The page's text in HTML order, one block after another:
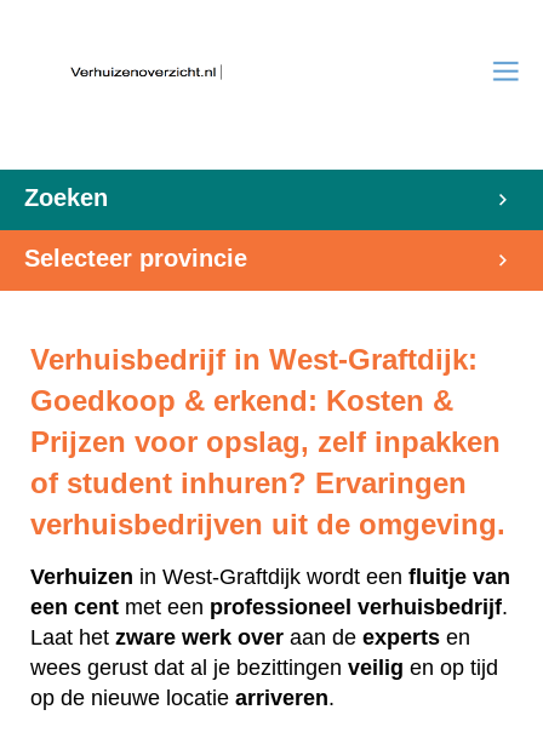
Zoeken
Selecteer provincie
Verhuisbedrijf in West-Graftdijk:
Goedkoop & erkend: Kosten &
Prijzen voor opslag, zelf inpakken
of student inhuren? Ervaringen
verhuisbedrijven uit de omgeving.
Verhuizen in West-Graftdijk wordt een fluitje van
een cent met een professioneel verhuisbedrijf.
Laat het zware werk over aan de experts en
wees gerust dat al je bezittingen veilig en op tijd
op de nieuwe locatie arriveren.